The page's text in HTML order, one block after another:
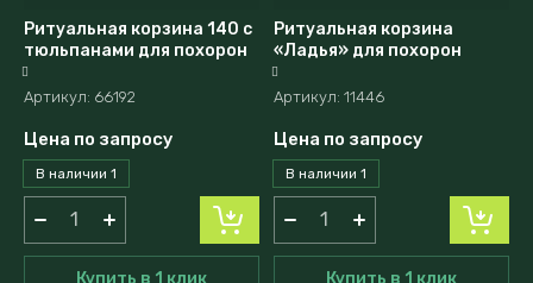
Ритуальная корзина 140 с
тюльпанами для похорон
Артикул: 66192
В наличии 1
Цена по запросу
Купить в 1 клик
Ритуальная корзина
«Ладья» для похорон
Артикул: 11446
В наличии 1
Цена по запросу
Купить в 1 клик